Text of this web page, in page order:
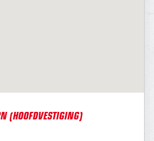
(HOOFDVESTIGING)